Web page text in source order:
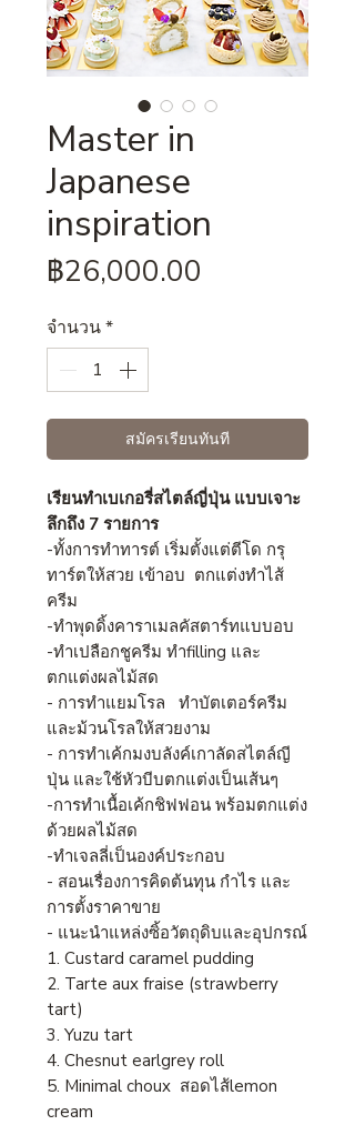
Master in
Japanese
inspiration
฿26,000.00
จำนวน*
สมัครเรียนทันที
เรียนทำเบเกอรี่สไตล์ญี่ปุ่น แบบเจาะ
ลึกถึง 7 รายการ
-ทั้งการทำทารต์ เริ่มตั้งแต่ตีโด กรุ
ทาร์ตให้สวย เข้าอบ ตกแต่งทำไส้
ครีม
-ทำพุดดิ้งคาราเมลคัสตาร์ทแบบอบ
-ทำเปลือกชูครีม ทำfilling และ
ตกแต่งผลไม้สด
- การทำแยมโรล ทำบัตเตอร์ครีม
และม้วนโรลให้สวยงาม
- การทำเค้กมงบลังค์เกาลัดสไตล์ญี
ปุ่น และใช้หัวบีบตกแต่งเป็นเส้นๆ
-การทำเนื้อเค้กชิฟฟอน พร้อมตกแต่ง
ด้วยผลไม้สด
-ทำเจลลี่เป็นองค์ประกอบ
- สอนเรื่องการคิดต้นทุน กำไร และ
การตั้งราคาขาย
- แนะนำแหล่งซิ้อวัตถุดิบและอุปกรณ์
1. Custard caramel pudding
2. Tarte aux fraise (strawberry
tart)
3. Yuzu tart
4. Chesnut earlgrey roll
5. Minimal choux สอดไส้lemon
cream